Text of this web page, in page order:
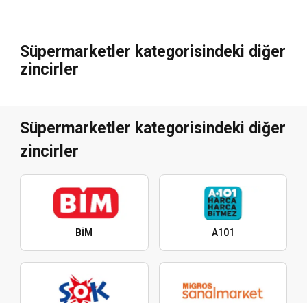
Süpermarketler kategorisindeki diğer
zincirler
Süpermarketler kategorisindeki diğer
zincirler
BİM A101